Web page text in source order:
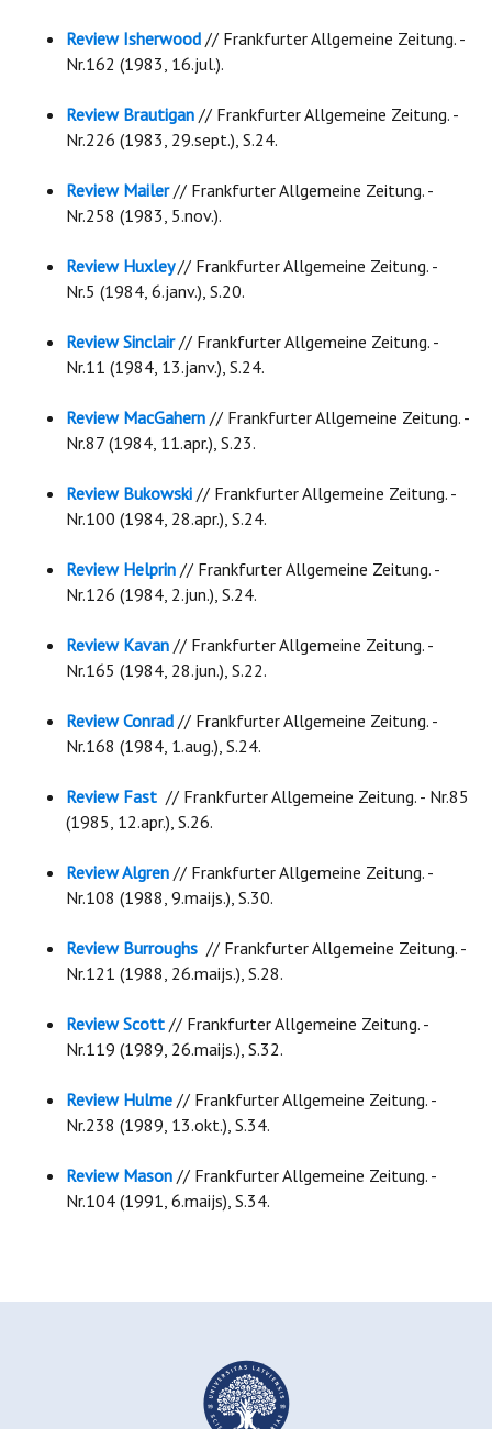
Review Isherwood // Frankfurter Allgemeine Zeitung. -
Nr.162 (1983, 16.jul.).
Review Brautigan // Frankfurter Allgemeine Zeitung. -
Nr.226 (1983, 29.sept.), S.24.
Review Mailer// Frankfurter Allgemeine Zeitung. -
Nr.258 (1983, 5.nov.).
Review Huxley// Frankfurter Allgemeine Zeitung. -
Nr.5 (1984, 6.janv.), S.20.
Review Sinclair// Frankfurter Allgemeine Zeitung. -
Nr.11 (1984, 13.janv.), S.24.
Review MacGahern // Frankfurter Allgemeine Zeitung. -
Nr.87 (1984, 11.apr.), S.23.
Review Bukowski // Frankfurter Allgemeine Zeitung. -
Nr.100 (1984, 28.apr.), S.24.
Review Helprin // Frankfurter Allgemeine Zeitung. -
Nr.126 (1984, 2.jun.), S.24.
Review Kavan // Frankfurter Allgemeine Zeitung. -
Nr.165 (1984, 28.jun.), S.22.
Review Conrad // Frankfurter Allgemeine Zeitung. -
Nr.168 (1984, 1.aug.), S.24.
Review Fast // Frankfurter Allgemeine Zeitung. - Nr.85
(1985, 12.apr.), S.26.
Review Algren // Frankfurter Allgemeine Zeitung. -
Nr.108 (1988, 9.maijs.), S.30.
Review Burroughs // Frankfurter Allgemeine Zeitung. -
Nr.121 (1988, 26.maijs.), S.28.
Review Scott // Frankfurter Allgemeine Zeitung. -
Nr.119 (1989, 26.maijs.), S.32.
Review Hulme // Frankfurter Allgemeine Zeitung. -
Nr.238 (1989, 13.okt.), S.34.
Review Mason // Frankfurter Allgemeine Zeitung. -
Nr.104 (1991, 6.maijs), S.34.